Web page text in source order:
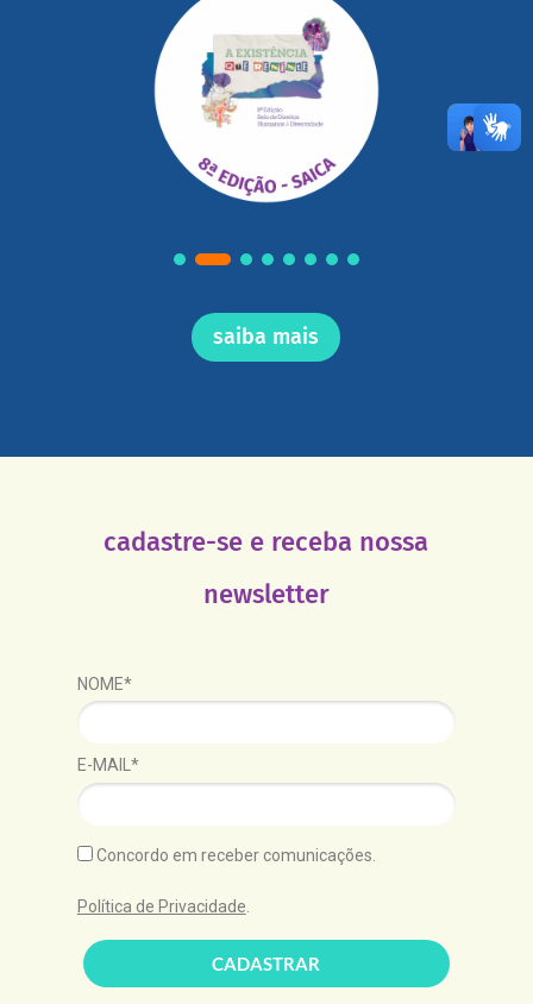
saiba mais
cadastre-se e receba nossa
newsletter
NOME*
E-MAIL*
Concordo em receber comunicações.
Política de Privacidade
CADASTRAR